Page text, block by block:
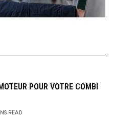
POUR VOTRE COMBI
READ